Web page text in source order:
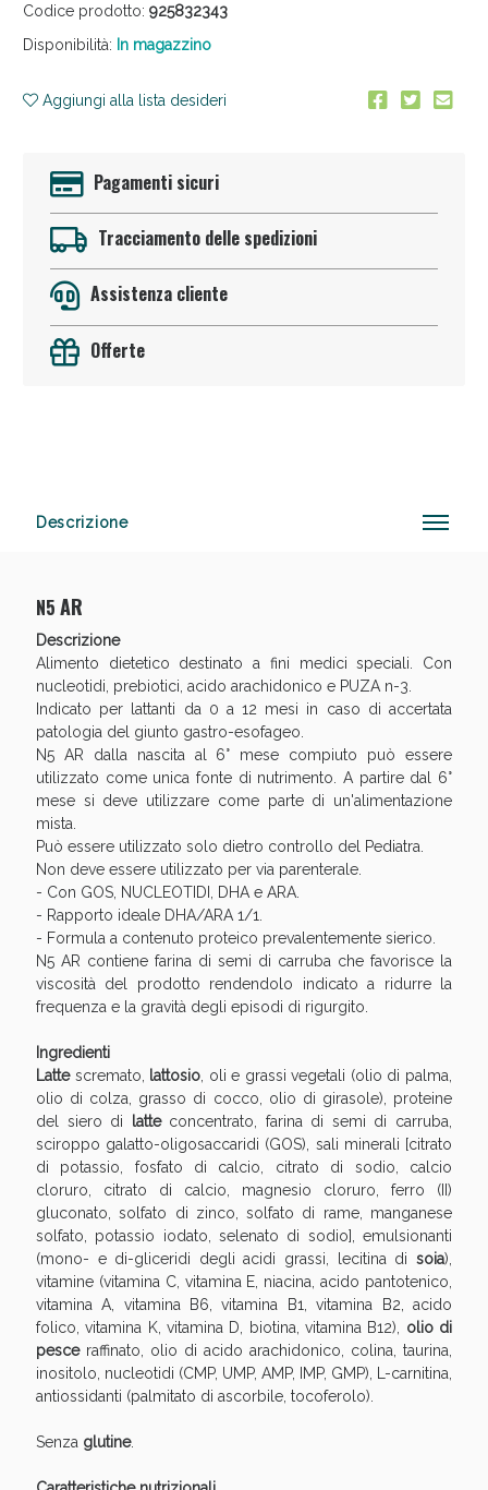
Codice prodotto: 925832343
Disponibilità: In magazzino
Aggiungi alla lista desideri
Pagamenti sicuri
Tracciamento delle spedizioni
Assistenza cliente
Offerte
Descrizione
N5 AR
Descrizione
Alimento dietetico destinato a fini medici speciali. Con
nucleotidi, prebiotici, acido arachidonico e PUZA n-3.
Indicato per lattanti da 0 a 12 mesi in caso di accertata
patologia del giunto gastro-esofageo.
N5 AR dalla nascita al 6° mese compiuto può essere
utilizzato come unica fonte di nutrimento. A partire dal 6°
mese si deve utilizzare come parte di un'alimentazione
mista.
Può essere utilizzato solo dietro controllo del Pediatra.
Non deve essere utilizzato per via parenterale.
- Con GOS, NUCLEOTIDI, DHA e ARA.
- Rapporto ideale DHA/ARA 1/1.
- Formula a contenuto proteico prevalentemente sierico.
N5 AR contiene farina di semi di carruba che favorisce la
viscosità del prodotto rendendolo indicato a ridurre la
frequenza e la gravità degli episodi di rigurgito.
Ingredienti
Lattescremato, lattosio , oli e grassi vegetali (olio di palma,
olio di colza, grasso di cocco, olio di girasole), proteine
del siero di
latteconcentrato, farina di semi di carruba,
sciroppo galatto-oligosaccaridi (GOS), sali minerali [citrato
di potassio, fosfato di calcio, citrato di sodio, calcio
cloruro, citrato di calcio, magnesio cloruro, ferro (II)
gluconato, solfato di zinco, solfato di rame, manganese
solfato, potassio iodato, selenato di sodio], emulsionanti
(mono- e di-gliceridi degli acidi grassi, lecitina disoia),
vitamine (vitamina C, vitamina E, niacina, acido pantotenico,
vitamina A, vitamina B6, vitamina B1, vitamina B2, acido
folico, vitamina K, vitamina D, biotina, vitamina B12), olio di
pesceraffinato, olio di acido arachidonico, colina, taurina,
inositolo, nucleotidi (CMP, UMP, AMP, IMP, GMP), L-carnitina,
antiossidanti (palmitato di ascorbile, tocoferolo).
Senza glutine.
Anticellulite e Fanghi: Sconto fino al 40% valido
Sconto fino al 55% disponibile oggi!
Vie Urinarie e Prostata: Sconti fino al 45% oggi!